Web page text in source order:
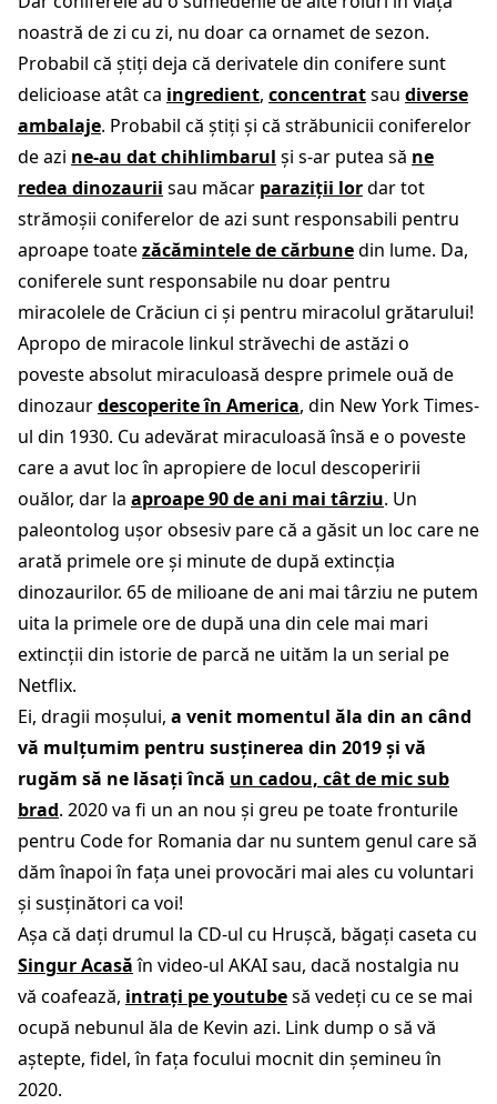
noastră de zi cu zi, nu doar ca ornamet de sezon.
Probabil că știți deja că derivatele din conifere sunt
delicioase atât ca ingredient, concentratsau diverse
ambalaje. Probabil că știți și că străbunicii coniferelor
de azi ne-au dat chihlimbarul și s-ar putea să ne
redea dinozaurii sau măcar paraziții lordar tot
strămoșii coniferelor de azi sunt responsabili pentru
aproape toatezăcămintele de cărbunedin lume. Da,
coniferele sunt responsabile nu doar pentru
miracolele de Crăciun ci și pentru miracolul grătarului!
Apropo de miracole linkul străvechi de astăzi o
poveste absolut miraculoasă despre primele ouă de
dinozaurdescoperite în America, din New York Times-
ul din 1930. Cu adevărat miraculoasă însă e o poveste
care a avut loc în apropiere de locul descoperirii
ouălor, dar la aproape 90 de ani mai târziu. Un
paleontolog ușor obsesiv pare că a găsit un loc care ne
arată primele ore și minute de după extincția
dinozaurilor. 65 de milioane de ani mai târziu ne putem
uita la primele ore de după una din cele mai mari
extincții din istorie de parcă ne uităm la un serial pe
Netflix.
Ei, dragii moșului, a venit momentul ăla din an când
vă mulțumim pentru susținerea din 2019 și vă
rugăm să ne lăsați încă un cadou, cât de mic sub
brad. 2020 va fi un an nou și greu pe toate fronturile
pentru Code for Romania dar nu suntem genul care să
dăm înapoi în fața unei provocări mai ales cu voluntari
și susținători ca voi!
Așa că dați drumul la CD-ul cu Hrușcă, băgați caseta cu
Singur Acasăîn video-ul AKAI sau, dacă nostalgia nu
vă coafează, intrați pe youtubesă vedeți cu ce se mai
ocupă nebunul ăla de Kevin azi. Link dump o să vă
aștepte, fidel, în fața focului mocnit din șemineu în
2020.